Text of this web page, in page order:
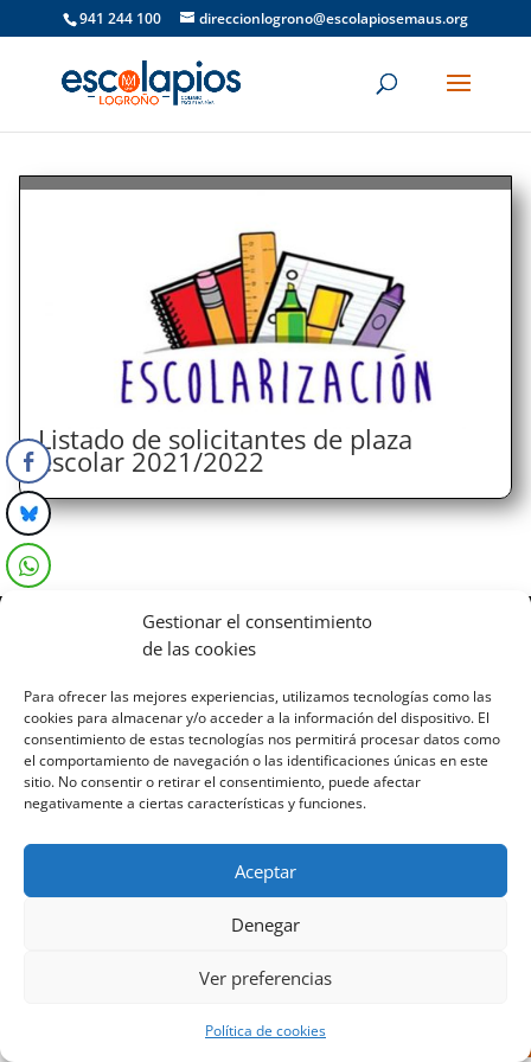
Gestionar el consentimiento
de las cookies
Para ofrecer las mejores experiencias, utilizamos tecnologías como las
cookies para almacenar y/o acceder a la información del dispositivo. El
consentimiento de estas tecnologías nos permitirá procesar datos como
el comportamiento de navegación o las identificaciones únicas en este
sitio. No consentir o retirar el consentimiento, puede afectar
negativamente a ciertas características y funciones.
Aceptar
Denegar
Ver preferencias
Política de cookies
941 244 100 direccionlogrono@escolapiosemaus.org
Listado de solicitantes de plaza
escolar 2021/2022
Política de privacidad